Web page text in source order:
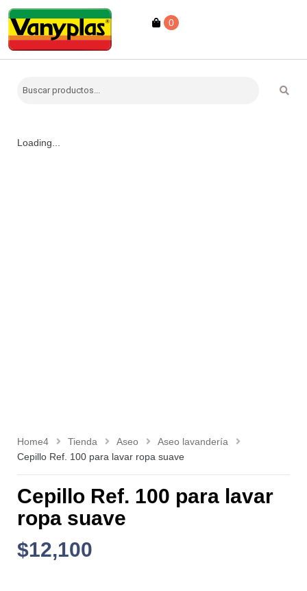
0
Loading...
Home4 Tienda Aseo
Aseo lavandería
Cepillo Ref. 100 para lavar ropa suave
Cepillo Ref. 100 para lavar
ropa suave
$12,100